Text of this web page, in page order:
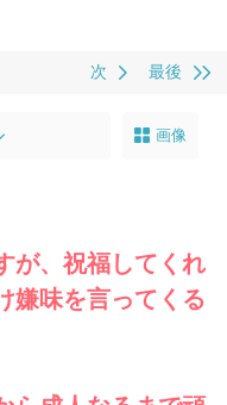
最後
次
画像
が、祝福してくれ
嫌味を言ってくる